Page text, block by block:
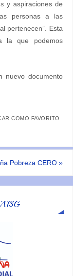
y aspiraciones de
personas a las
pertenecen”. Esta
la que podemos
nuevo documento
COMO FAVORITO
Pobreza CERO »